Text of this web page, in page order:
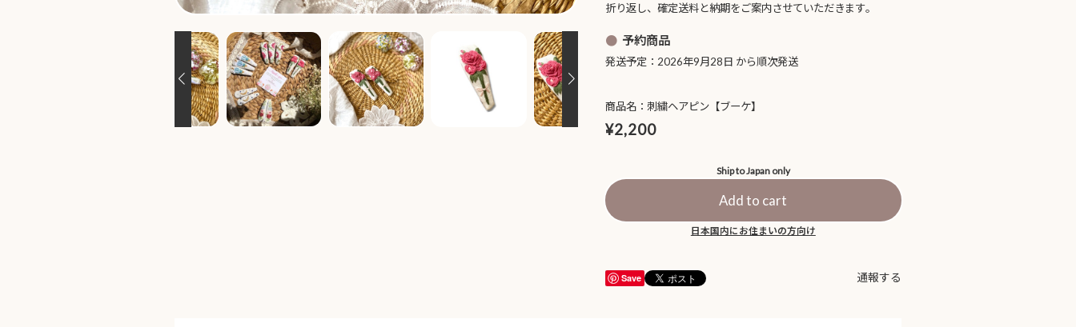
折り返し、確定送料と納期をご案内させていただきます。
予約商品
発送予定：2026年9月28日 から順次発送
商品名：刺繍ヘアピン【ブーケ】
¥2,200
Ship to Japan only
Add to cart
日本国内にお住まいの方向け
Save 通報する